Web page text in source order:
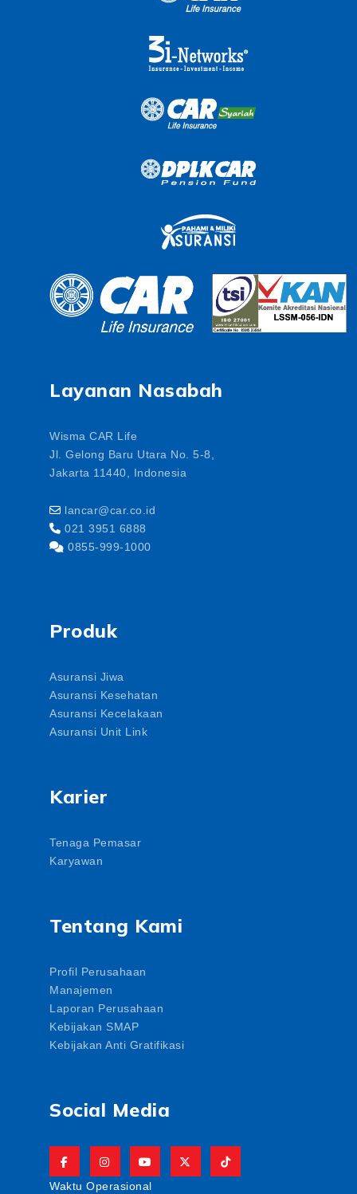
Layanan Nasabah
Wisma CAR Life
Jl. Gelong Baru Utara No. 5-8,
Jakarta 11440, Indonesia
lancar@car.co.id
021 3951 6888
0855-999-1000
Produk
Asuransi Jiwa
Asuransi Kesehatan
Asuransi Kecelakaan
Asuransi Unit Link
Karier
Tenaga Pemasar
Karyawan
Tentang Kami
Profil Perusahaan
Manajemen
Laporan Perusahaan
Kebijakan SMAP
Kebijakan Anti Gratifikasi
Social Media
Waktu Operasional